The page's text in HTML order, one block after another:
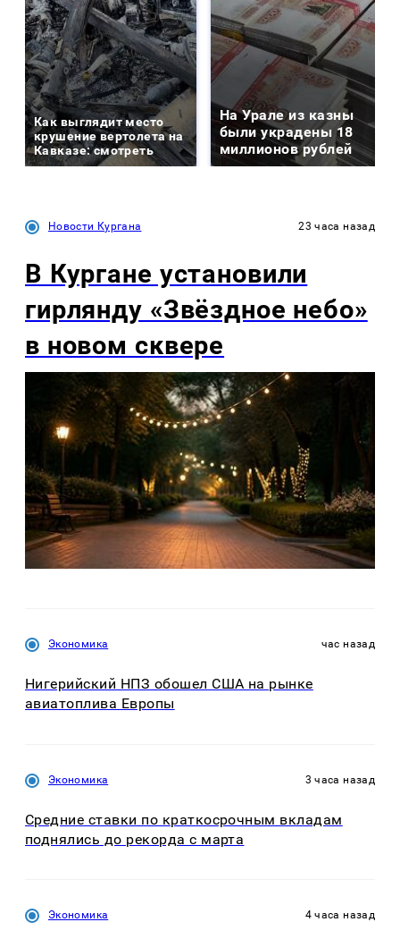
Как выглядит место
крушение вертолета на
Кавказе: смотреть
На Урале из казны
были украдены 18
миллионов рублей
Новости Кургана 23 часа назад
В Кургане установили
гирлянду «Звёздное небо»
в новом сквере
Экономика час назад
Нигерийский НПЗ обошел США на рынке
авиатоплива Европы
Экономика 3 часа назад
Средние ставки по краткосрочным вкладам
поднялись до рекорда с марта
Экономика 4 часа назад